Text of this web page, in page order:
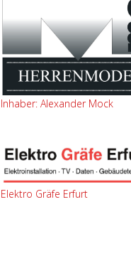
Inhaber: Alexander Mock
Elektro Gräfe Erfurt